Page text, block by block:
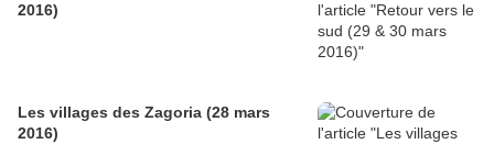
2016)
Les villages des Zagoria (28 mars
2016)